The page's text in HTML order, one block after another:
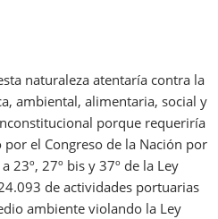
naturaleza atentaría contra la
ambiental, alimentaria, social y
porque requeriría
el Congreso de la Nación por
23º, 27º bis y 37º de la Ley
de actividades portuarias
ambiente violando la Ley